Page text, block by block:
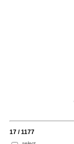
17 / 1177